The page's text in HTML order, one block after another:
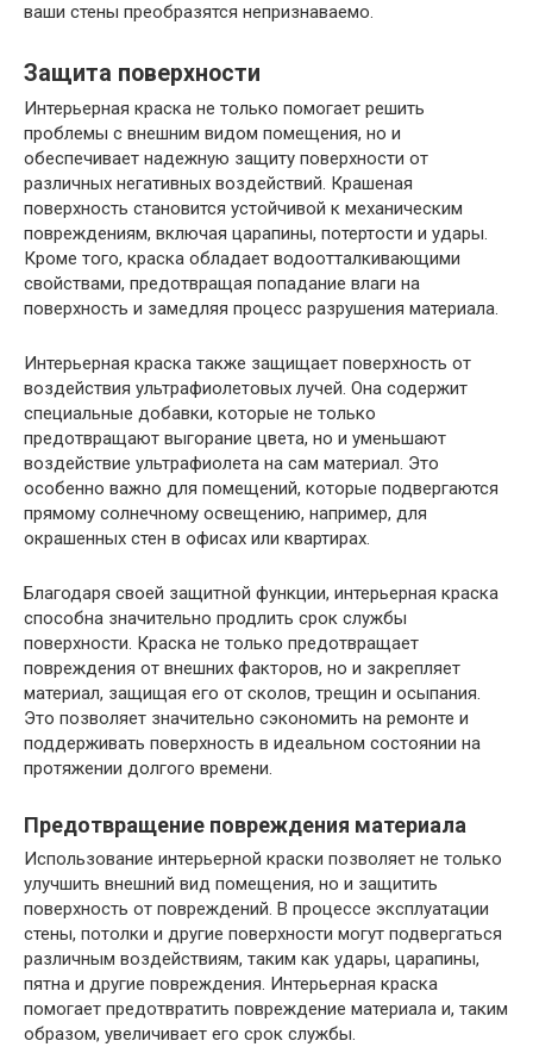
ваши стены преобразятся непризнаваемо.
Защита поверхности
Интерьерная краска не только помогает решить
проблемы с внешним видом помещения, но и
обеспечивает надежную защиту поверхности от
различных негативных воздействий. Крашеная
поверхность становится устойчивой к механическим
повреждениям, включая царапины, потертости и удары.
Кроме того, краска обладает водоотталкивающими
свойствами, предотвращая попадание влаги на
поверхность и замедляя процесс разрушения материала.
Интерьерная краска также защищает поверхность от
воздействия ультрафиолетовых лучей. Она содержит
специальные добавки, которые не только
предотвращают выгорание цвета, но и уменьшают
воздействие ультрафиолета на сам материал. Это
особенно важно для помещений, которые подвергаются
прямому солнечному освещению, например, для
окрашенных стен в офисах или квартирах.
Благодаря своей защитной функции, интерьерная краска
способна значительно продлить срок службы
поверхности. Краска не только предотвращает
повреждения от внешних факторов, но и закрепляет
материал, защищая его от сколов, трещин и осыпания.
Это позволяет значительно сэкономить на ремонте и
поддерживать поверхность в идеальном состоянии на
протяжении долгого времени.
Предотвращение повреждения материала
Использование интерьерной краски позволяет не только
улучшить внешний вид помещения, но и защитить
поверхность от повреждений. В процессе эксплуатации
стены, потолки и другие поверхности могут подвергаться
различным воздействиям, таким как удары, царапины,
пятна и другие повреждения. Интерьерная краска
помогает предотвратить повреждение материала и, таким
образом, увеличивает его срок службы.